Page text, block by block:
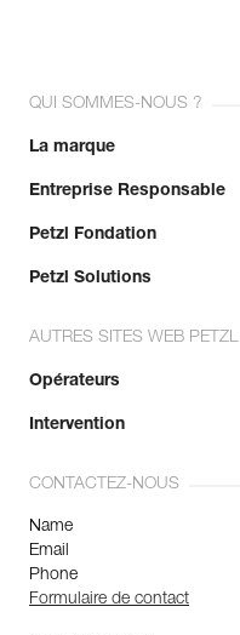
QUI SOMMES-NOUS ?
La marque
Entreprise Responsable
Petzl Fondation
Petzl Solutions
AUTRES SITES WEB PETZL
Opérateurs
Intervention
CONTACTEZ-NOUS
Name
Email
Phone
Formulaire de contact